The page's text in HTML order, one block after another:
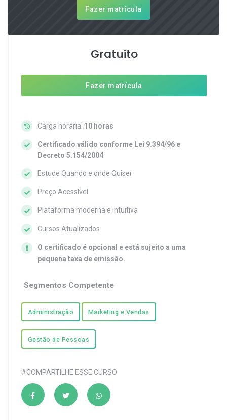
Fazer matrícula
Gratuito
Fazer matrícula
Carga horária: 10 horas
Certificado válido conforme Lei 9.394/96 e
Decreto 5.154/2004
Estude Quando e onde Quiser
Preço Acessível
Plataforma moderna e intuitiva
Cursos Atualizados
O certificado é opcional e está sujeito a uma
pequena taxa de emissão.
Segmentos Competente
Administração Marketing e Vendas
Gestão de Pessoas
#COMPARTILHE ESSE CURSO